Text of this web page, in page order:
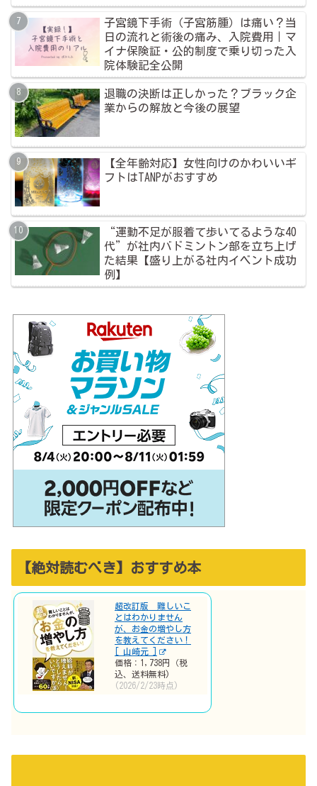
子宮鏡下手術（子宮筋腫）は痛い？当
日の流れと術後の痛み、入院費用｜マ
イナ保険証・公的制度で乗り切った入
院体験記全公開
退職の決断は正しかった？ブラック企
業からの解放と今後の展望
【全年齢対応】女性向けのかわいいギ
フトはTANPがおすすめ
“運動不足が服着て歩いてるような40
代”が社内バドミントン部を立ち上げ
た結果【盛り上がる社内イベント成功
例】
【絶対読むべき】おすすめ本
超改訂版 難しいこ
とはわかりません
が、お金の増やし方
を教えてください！
[ 山崎元 ]
価格：1,738円（税
込、送料無料)
(2026/2/23時点)